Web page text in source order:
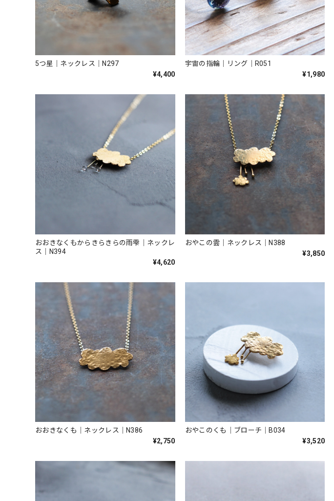
5つ星｜ネックレス｜N297
¥4,400
宇宙の指輪｜リング｜R051
¥1,980
おおきなくもからきらきらの雨雫｜ネックレ
ス｜N394
¥4,620
おやこの雲｜ネックレス｜N388
¥3,850
おおきなくも｜ネックレス｜N386
¥2,750
おやこのくも｜ブローチ｜B034
¥3,520